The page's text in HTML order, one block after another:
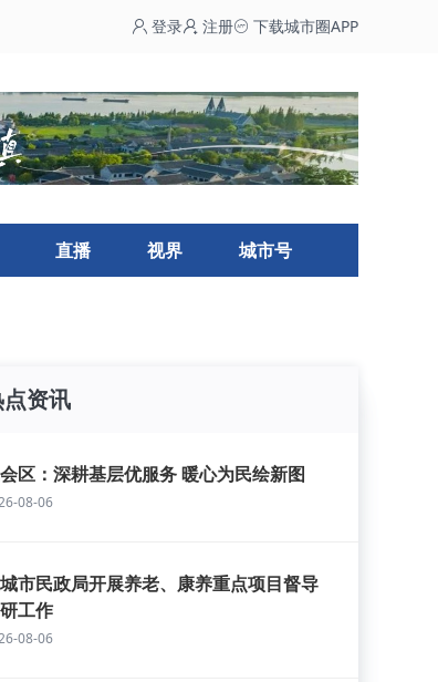
登录 注册 下载城市圈APP
直播 视界 城市号
资讯
区：深耕基层优服务 暖心为民绘新图
08-06
市民政局开展养老、康养重点项目督导
工作
08-06